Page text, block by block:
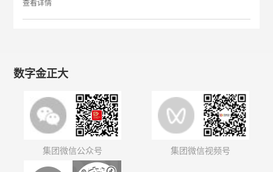
查看详情
数字金正大
集团微信公众号 集团微信视频号